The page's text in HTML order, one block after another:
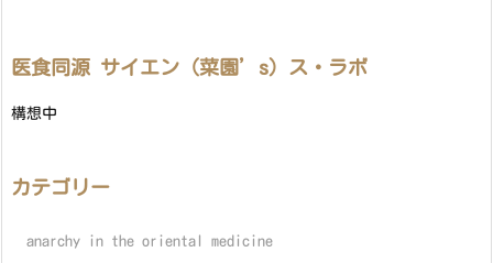
医食同源 サイエン（菜園’s）ス・ラボ
構想中
カテゴリー
anarchy in the oriental medicine